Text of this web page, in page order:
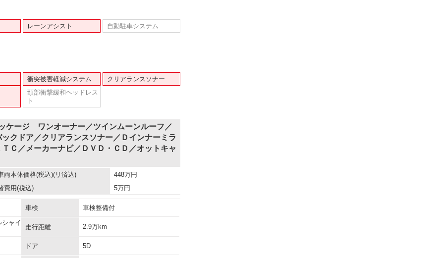
レーンアシスト
自動駐車システム
衝突被害軽減システム
クリアランスソナー
頸部衝撃緩和ヘッドレス
ト
ケージ ワンオーナー／ツインムーンルーフ／
クドア／クリアランスソナー／Ｄインナーミラ
Ｃ／メーカーナビ／ＤＶＤ・ＣＤ／オットキャ
両本体価格(税込)(リ済込) 448万円
費用(税込) 5万円
車検 車検整備付
ャイ
走行距離 2.9万km
ドア 5D